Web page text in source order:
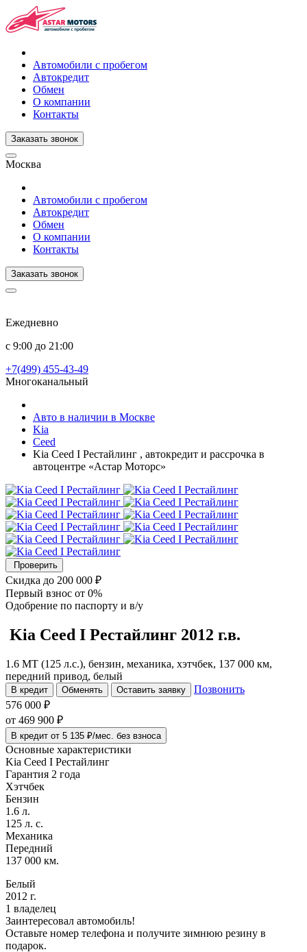
Автомобили с пробегом
Автокредит
Обмен
О компании
Контакты
Заказать звонок
Москва
Автомобили с пробегом
Автокредит
Обмен
О компании
Контакты
Заказать звонок
Ежедневно
с 9:00 до 21:00
+7(499) 455-43-49
Многоканальный
Авто в наличии в Москве
Kia
Ceed
Kia Ceed I Рестайлинг , автокредит и рассрочка в
автоцентре «Астар Моторс»
Проверить
Скидка до 200 000 ₽
Первый взнос от 0%
Одобрение по паспорту и в/у
Kia Ceed I Рестайлинг 2012 г.в.
1.6 MT (125 л.с.), бензин, механика, хэтчбек, 137 000 км,
передний привод, белый
В кредит Обменять Оставить заявку
Позвонить
576 000 ₽
от 469 900 ₽
В кредит от 5 135 ₽/мес. без взноса
Основные характеристики
Kia Ceed I Рестайлинг
Гарантия 2 года
Хэтчбек
Бензин
1.6 л.
125 л. с.
Механика
Передний
137 000 км.
Белый
2012 г.
1 владелец
Заинтересовал автомобиль!
Оставьте номер телефона и получите зимнюю резину в
подарок.